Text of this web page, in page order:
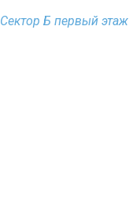
Сектор Б первый этаж